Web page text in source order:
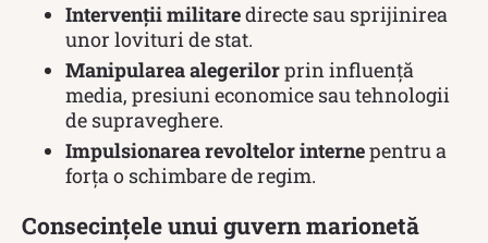
Intervenții militaredirecte sau sprijinirea
unor lovituri de stat.
Manipularea alegerilorprin influență
media, presiuni economice sau tehnologii
de supraveghere.
Impulsionarea revoltelor internepentru a
forța o schimbare de regim.
Consecințele unui guvern marionetă